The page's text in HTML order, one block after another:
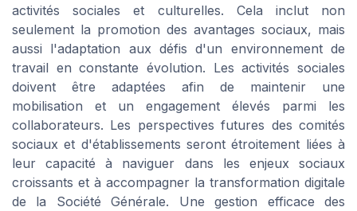
activités sociales et culturelles. Cela inclut non
seulement la promotion des avantages sociaux, mais
aussi l'adaptation aux défis d'un environnement de
travail en constante évolution. Les activités sociales
doivent être adaptées afin de maintenir une
mobilisation et un engagement élevés parmi les
collaborateurs. Les perspectives futures des comités
sociaux et d'établissements seront étroitement liées à
leur capacité à naviguer dans les enjeux sociaux
croissants et à accompagner la transformation digitale
de la Société Générale. Une gestion efficace des